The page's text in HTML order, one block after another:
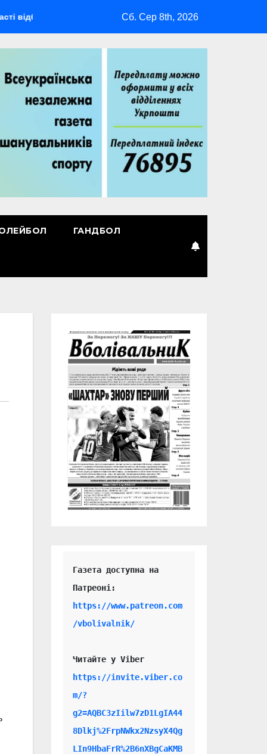
мультиспортивний табір ГАРТ 2026 – як долучитися
Сб. Сер 8th, 2026
ГАНДБОЛ
Газета доступна на
https://www.patreon.com
/vbolivalnik/
Читайте у Viber
https://invite.viber.co
m/?
g2=AQBC3zIilw7zD1LgIA44
8Dlkj%2FrpNWkx2NzsyX4Qg
LIn9HbaFrR%2B6nXBgCaKMB